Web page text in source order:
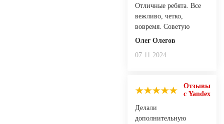
Отличные ребята. Все
вежливо, четко,
вовремя. Советую
Олег Олегов
07.11.2024
Отзывы
с Yandex
Делали
дополнительную